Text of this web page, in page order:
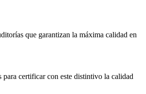
que garantizan la máxima calidad en
certificar con este distintivo la calidad